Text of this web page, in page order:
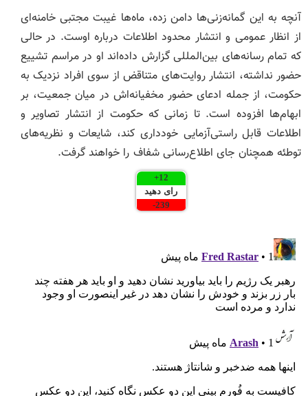
آنچه به این گمانه‌زنی‌ها دامن زده، ماه‌ها غیبت مجتبی خامنه‌ای
از انظار عمومی و انتشار محدود اطلاعات درباره اوست. در حالی
که تمام رسانه‌های بین‌المللی گزارش داده‌اند او در مراسم تشییع
حضور نداشته، انتشار روایت‌های متناقض از سوی افراد نزدیک به
حکومت، از جمله ادعای حضور مخفیانه‌اش در میان جمعیت، بر
ابهام‌ها افزوده است. تا زمانی که حکومت از انتشار تصاویر و
اطلاعات قابل راستی‌آزمایی خودداری کند، شایعات و نظریه‌های
توطئه همچنان جای اطلاع‌رسانی شفاف را خواهند گرفت.
12
+
رای دهید
239
-